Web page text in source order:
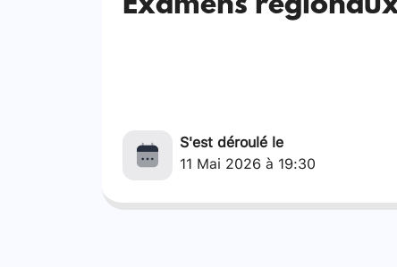
S'est déroulé le
11 Mai 2026 à 19:30